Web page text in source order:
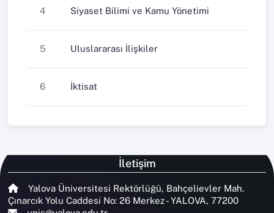
4 Siyaset Bilimi ve Kamu Yönetimi
5 Uluslararası İlişkiler
6 İktisat
İletişim
Yalova Üniversitesi Rektörlüğü, Bahçelievler Mah.
Çınarcık Yolu Caddesi No: 26 Merkez - YALOVA, 77200